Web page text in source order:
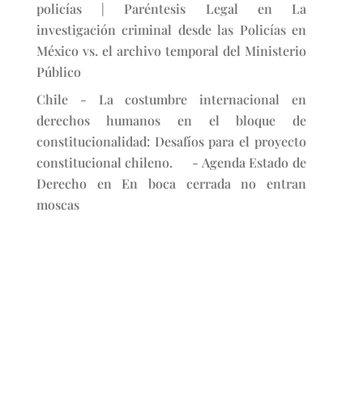
policías | Paréntesis Legal en La
investigación criminal desde las Policías en
México vs. el archivo temporal del Ministerio
Público
Chile - La costumbre internacional en
derechos humanos en el bloque de
constitucionalidad: Desafíos para el proyecto
constitucional chileno. - Agenda Estado de
Derecho en En boca cerrada no entran
moscas